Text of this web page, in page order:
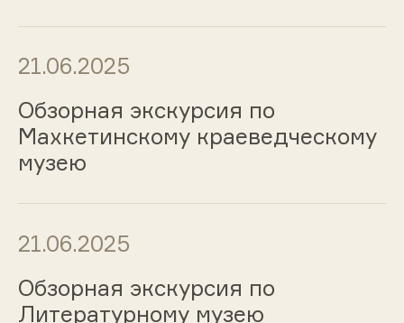
21.06.2025
Обзорная экскурсия по
Махкетинскому краеведческому
музею
21.06.2025
Обзорная экскурсия по
Литературному музею